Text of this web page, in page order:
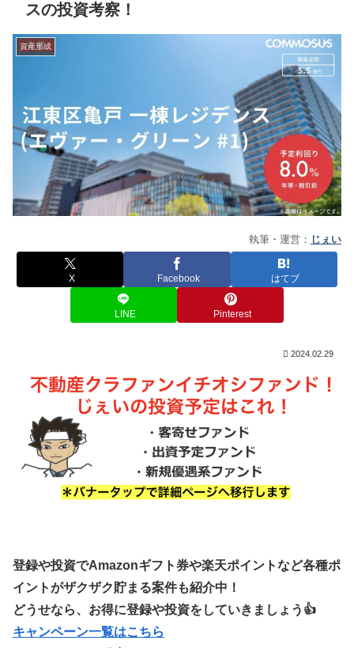
スの投資考察！
資産形成
執筆・運営： じぇい
X Facebook はてブ
LINE Pinterest
2024.02.29
登録や投資でAmazonギフト券や楽天ポイントなど各種ポ
イントがザクザク貯まる案件も紹介中！
どうせなら、お得に登録や投資をしていきましょう👍
キャンペーン一覧はこちら